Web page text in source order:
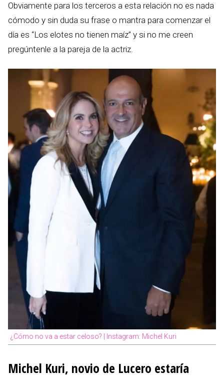
Obviamente para los terceros a esta relación no es nada
cómodo y sin duda su frase o mantra para comenzar el
día es “Los elotes no tienen maíz” y si no me creen
pregúntenle a la pareja de la actriz.
¿Cómo no va a estar celoso? | Instagram: Michel Kuri
Michel Kuri, novio de Lucero estaría